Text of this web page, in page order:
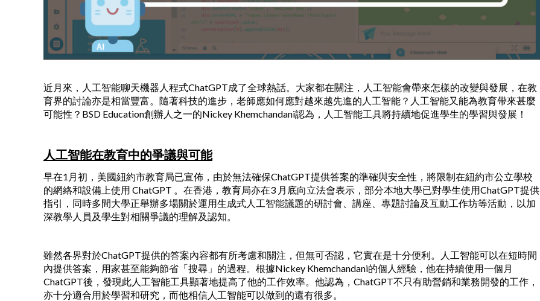
近月來，人工智能聊天機器人程式ChatGPT成了全球熱話。大家都在關注，人工智能會帶來怎樣的改變與發展，在教
育界的討論亦是相當豐富。隨著科技的進步，老師應如何應對越來越先進的人工智能？人工智能又能為教育帶來甚麼
可能性？BSD Education創辦人之一的Nickey Khemchandani認為，人工智能工具將持續地促進學生的學習與發展！
人工智能在教育中的爭議與可能
早在1月初，美國紐約市教育局已宣佈，由於無法確保ChatGPT提供答案的準確與安全性，將限制在紐約市公立學校
的網絡和設備上使用 ChatGPT 。在香港，教育局亦在3 月底向立法會表示，部分本地大學已對學生使用ChatGPT提供
指引，同時多間大學正舉辦多場關於運用生成式人工智能議題的研討會、講座、專題討論及互動工作坊等活動，以加
深教學人員及學生對相關爭議的理解及認知。
雖然各界對於ChatGPT提供的答案內容都有所考慮和關注，但無可否認，它實在是十分便利。人工智能可以在短時間
內提供答案，用家甚至能夠節省「搜尋」的過程。根據Nickey Khemchandani的個人經驗，他在持續使用一個月
ChatGPT後，發現此人工智能工具顯著地提高了他的工作效率。他認為，ChatGPT不只有助營銷和業務開發的工作，
亦十分適合用於學習和研究，而他相信人工智能可以做到的還有很多。